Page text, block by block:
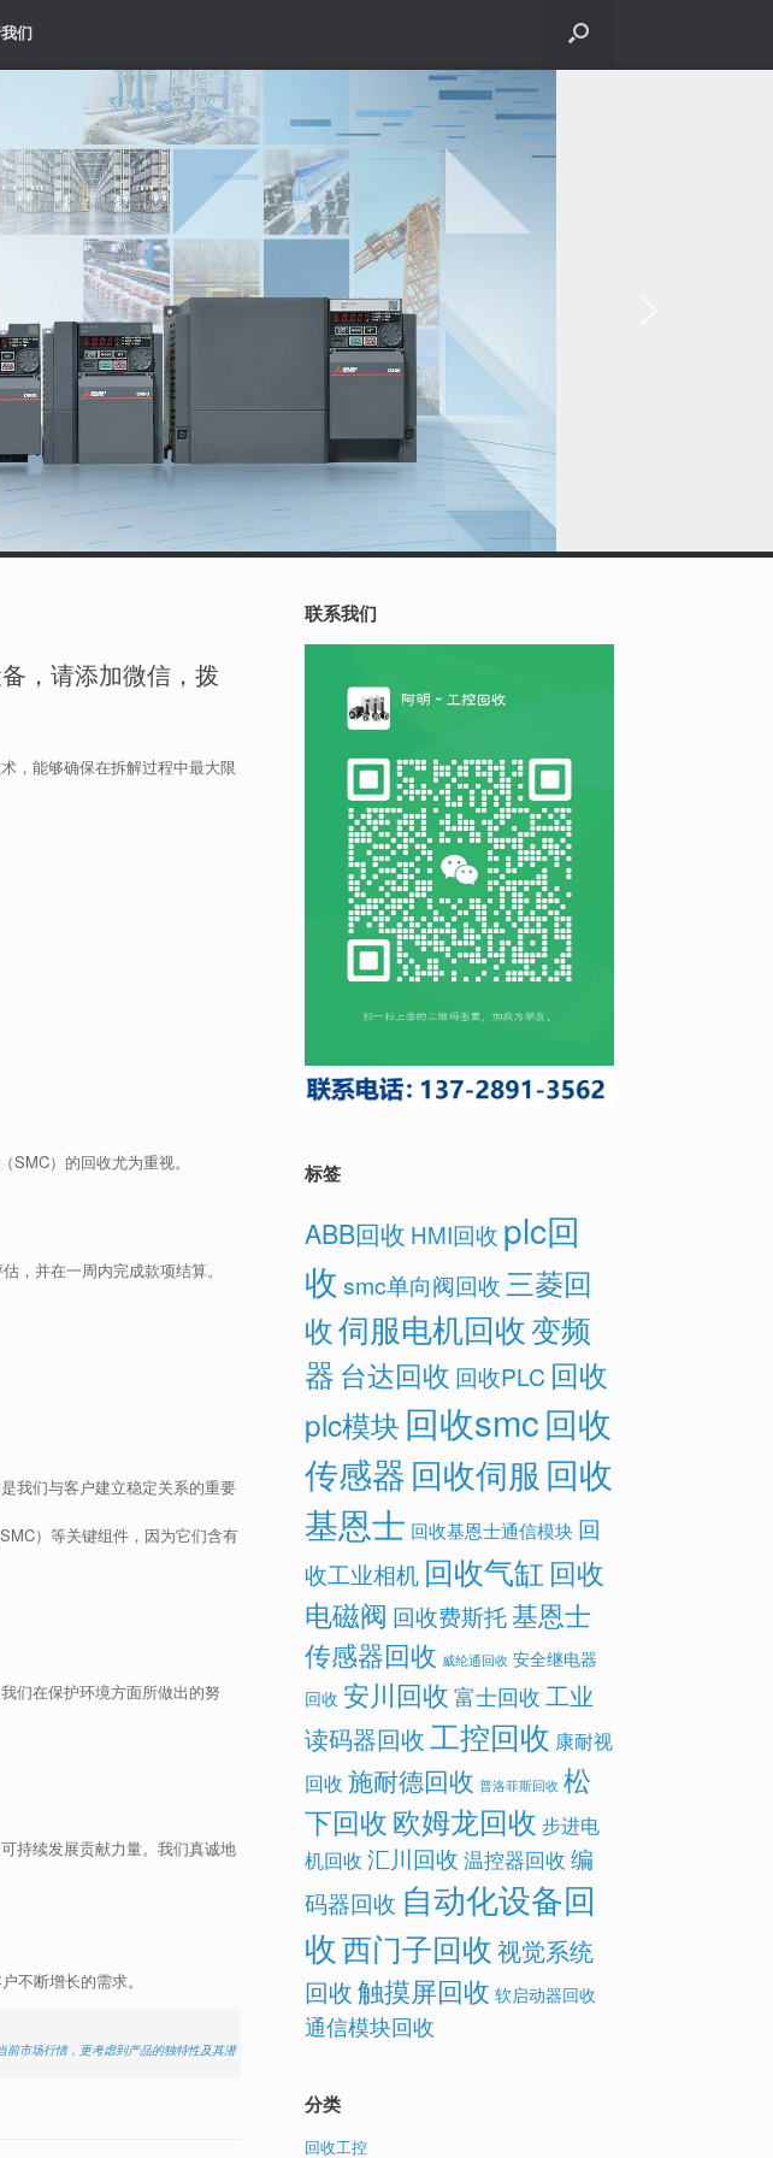
们
，请添加微信，拨
，能够确保在拆解过程中最大限
）的回收尤为重视。
，并在一周内完成款项结算。
我们与客户建立稳定关系的重要
）等关键组件，因为它们含有
们在保护环境方面所做出的努
持续发展贡献力量。我们真诚地
不断增长的需求。
市场行情，更考虑到产品的独特性及其潜
联系我们
标签
ABB回收 HMI回收 plc回
收 smc单向阀回收三菱回
收伺服电机回收变频
器 台达回收 回收PLC 回收
plc模块 回收smc回收
传感器回收伺服 回收
基恩士 回收基恩士通信模块 回
收工业相机 回收气缸 回收
电磁阀 回收费斯托基恩士
传感器回收 威纶通回收 安全继电器
回收 安川回收 富士回收 工业
读码器回收工控回收 康耐视
回收 施耐德回收 普洛菲斯回收 松
下回收欧姆龙回收 步进电
机回收 汇川回收 温控器回收 编
码器回收 自动化设备回
收西门子回收视觉系统
回收触摸屏回收 软启动器回收
通信模块回收
分类
回收工控